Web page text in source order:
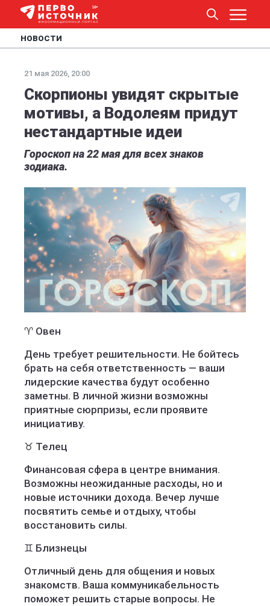
НОВОСТИ
21 мая 2026, 20:00
Скорпионы увидят скрытые
мотивы, а Водолеям придут
нестандартные идеи
Гороскоп на 22 мая для всех знаков
зодиака.
♈ Овен
День требует решительности. Не бойтесь
брать на себя ответственность — ваши
лидерские качества будут особенно
заметны. В личной жизни возможны
приятные сюрпризы, если проявите
инициативу.
♉ Телец
Финансовая сфера в центре внимания.
Возможны неожиданные расходы, но и
новые источники дохода. Вечер лучше
посвятить семье и отдыху, чтобы
восстановить силы.
♊ Близнецы
Отличный день для общения и новых
знакомств. Ваша коммуникабельность
поможет решить старые вопросы. Не